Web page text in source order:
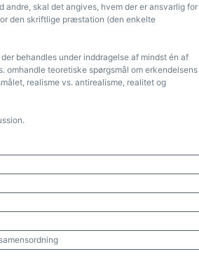
skal det angives, hvem der er ansvarlig for
den skriftlige præstation (den enkelte
behandles under inddragelse af mindst én af
omhandle teoretiske spørgsmål om erkendelsens
realisme vs. antirealisme, realitet og